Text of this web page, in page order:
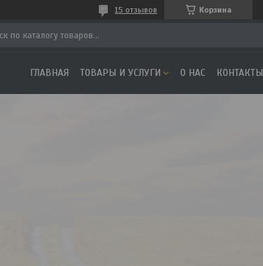
Корзина
15 отзывов
ГЛАВНАЯ ТОВАРЫ И УСЛУГИ О НАС КОНТАКТЫ